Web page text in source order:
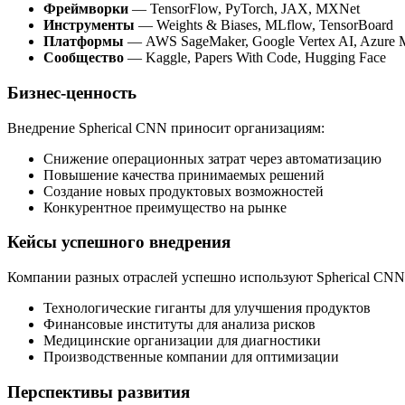
Фреймворки — TensorFlow, PyTorch, JAX, MXNet
Инструменты — Weights & Biases, MLflow, TensorBoard
Платформы — AWS SageMaker, Google Vertex AI, Azure
Сообщество — Kaggle, Papers With Code, Hugging Face
Бизнес-ценность
Внедрение Spherical CNN приносит организациям:
Снижение операционных затрат через автоматизацию
Повышение качества принимаемых решений
Создание новых продуктовых возможностей
Конкурентное преимущество на рынке
Кейсы успешного внедрения
Компании разных отраслей успешно используют Spherical
Технологические гиганты для улучшения продуктов
Финансовые институты для анализа рисков
Медицинские организации для диагностики
Производственные компании для оптимизации
Перспективы развития